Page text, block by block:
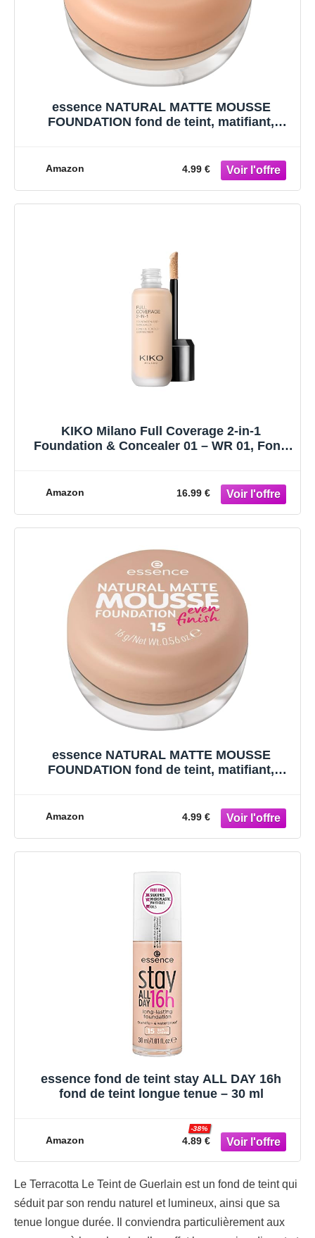
essence NATURAL MATTE MOUSSE
FOUNDATION fond de teint, matifiant,
Amazon 4.99 €
KIKO Milano Full Coverage 2-in-1
Foundation & Concealer 01 – WR 01, Fond
Amazon 16.99 €
essence NATURAL MATTE MOUSSE
FOUNDATION fond de teint, matifiant,
Amazon 4.99 €
essence fond de teint stay ALL DAY 16h
fond de teint longue tenue – 30 ml
Amazon 4.89 €
-38%
Le Terracotta Le Teint de Guerlain est un fond de teint qui
séduit par son rendu naturel et lumineux, ainsi que sa
tenue longue durée. Il conviendra particulièrement aux